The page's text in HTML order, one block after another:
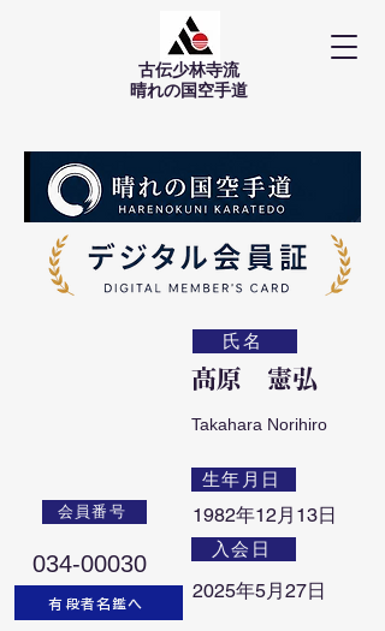
古伝少林寺流
​晴れの国空手道
会員番号
034-00030
有段者名鑑へ
氏名
髙原 憲弘
Takahara Norihiro
生年月日
1982年12月13日
入会日
2025年5月27日